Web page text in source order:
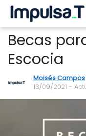
Becas
Escocia
Moisés Campos
13/09/2021 -